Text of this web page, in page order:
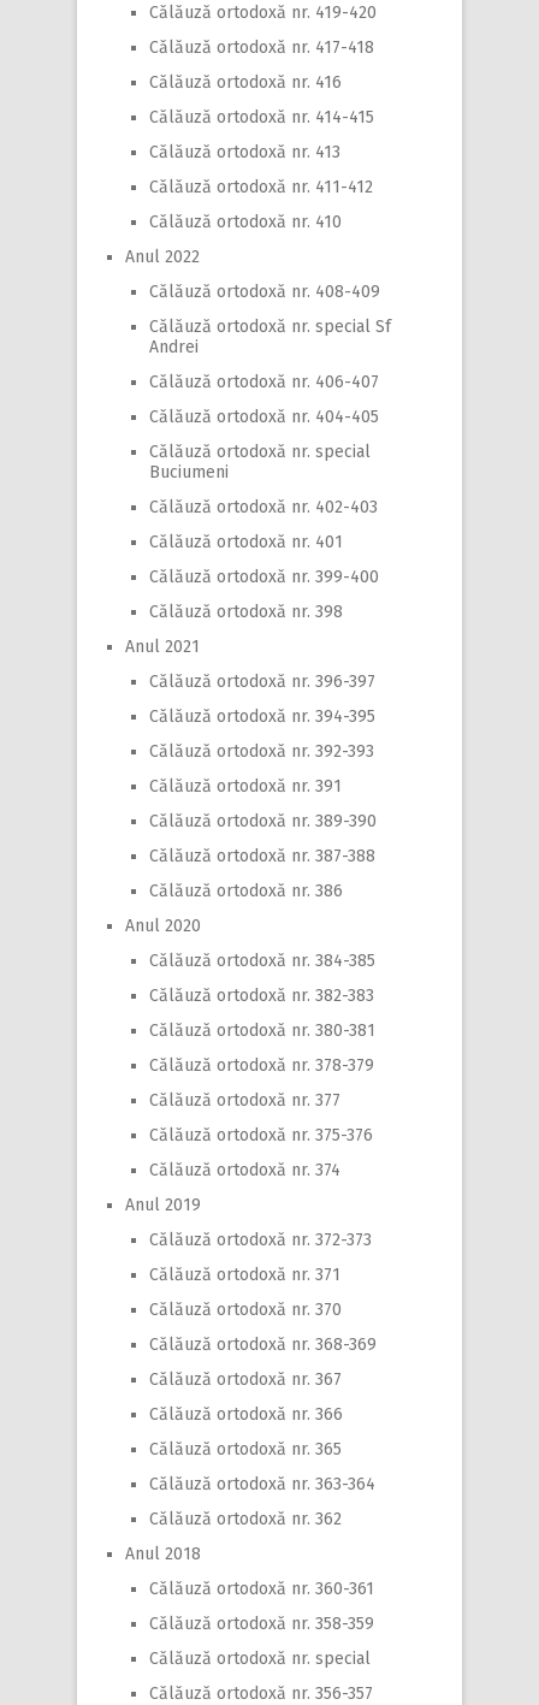
Călăuză ortodoxă nr. 419-420
Călăuză ortodoxă nr. 417-418
Călăuză ortodoxă nr. 416
Călăuză ortodoxă nr. 414-415
Călăuză ortodoxă nr. 413
Călăuză ortodoxă nr. 411-412
Călăuză ortodoxă nr. 410
Anul 2022
Călăuză ortodoxă nr. 408-409
Călăuză ortodoxă nr. special Sf
Andrei
Călăuză ortodoxă nr. 406-407
Călăuză ortodoxă nr. 404-405
Călăuză ortodoxă nr. special
Buciumeni
Călăuză ortodoxă nr. 402-403
Călăuză ortodoxă nr. 401
Călăuză ortodoxă nr. 399-400
Călăuză ortodoxă nr. 398
Anul 2021
Călăuză ortodoxă nr. 396-397
Călăuză ortodoxă nr. 394-395
Călăuză ortodoxă nr. 392-393
Călăuză ortodoxă nr. 391
Călăuză ortodoxă nr. 389-390
Călăuză ortodoxă nr. 387-388
Călăuză ortodoxă nr. 386
Anul 2020
Călăuză ortodoxă nr. 384-385
Călăuză ortodoxă nr. 382-383
Călăuză ortodoxă nr. 380-381
Călăuză ortodoxă nr. 378-379
Călăuză ortodoxă nr. 377
Călăuză ortodoxă nr. 375-376
Călăuză ortodoxă nr. 374
Anul 2019
Călăuză ortodoxă nr. 372-373
Călăuză ortodoxă nr. 371
Călăuză ortodoxă nr. 370
Călăuză ortodoxă nr. 368-369
Călăuză ortodoxă nr. 367
Călăuză ortodoxă nr. 366
Călăuză ortodoxă nr. 365
Călăuză ortodoxă nr. 363-364
Călăuză ortodoxă nr. 362
Anul 2018
Călăuză ortodoxă nr. 360-361
Călăuză ortodoxă nr. 358-359
Călăuză ortodoxă nr. special
Călăuză ortodoxă nr. 356-357